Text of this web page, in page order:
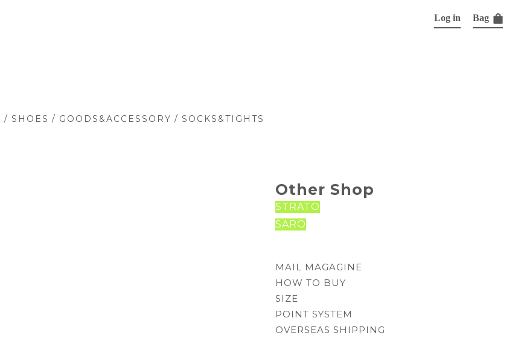
/ SHOES / GOODS&ACCESSORY / SOCKS&TIGHTS
Log in Bag
Other Shop
STRATO
SARO
MAIL MAGAGINE
HOW TO BUY
SIZE
POINT SYSTEM
OVERSEAS SHIPPING